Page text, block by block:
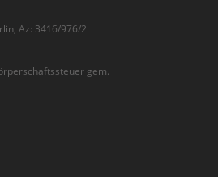
Az: 3416/976/2
gem.